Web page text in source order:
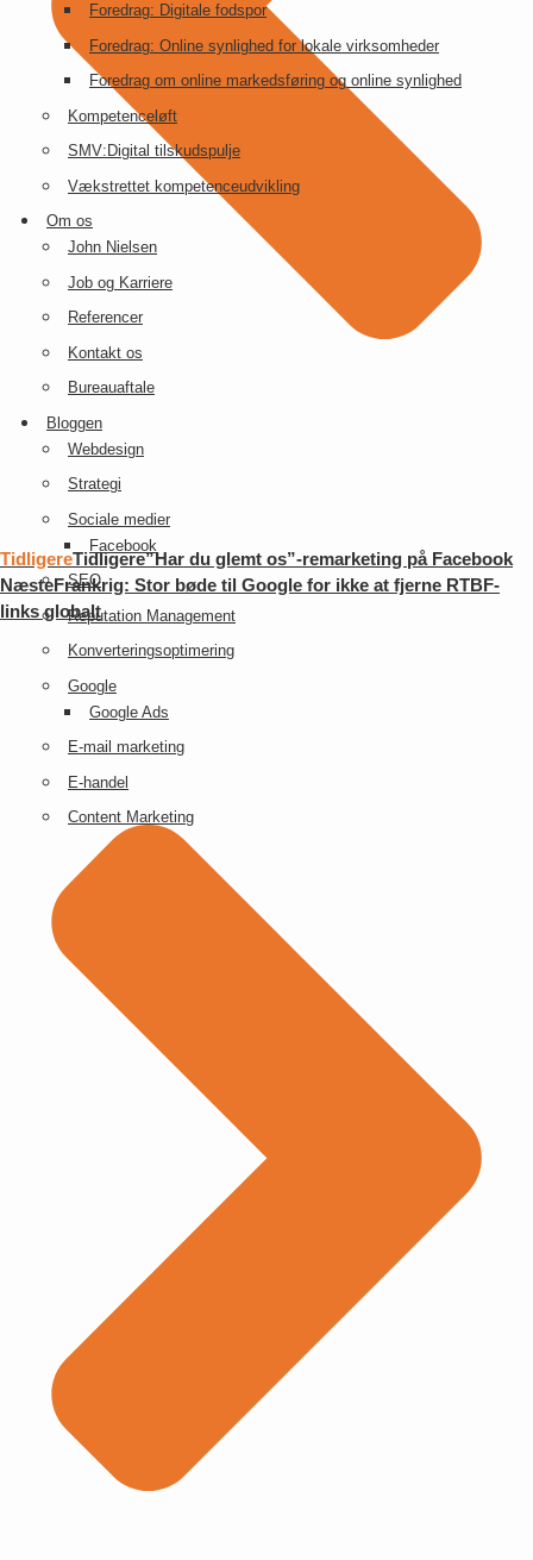
Foredrag: Digitale fodspor
Foredrag: Online synlighed for lokale virksomheder
Foredrag om online markedsføring og online synlighed
Kompetenceløft
SMV:Digital tilskudspulje
Vækstrettet kompetenceudvikling
Om os
John Nielsen
Job og Karriere
Referencer
Kontakt os
Bureauaftale
Bloggen
Webdesign
Strategi
Sociale medier
Facebook
SEO
Reputation Management
Konverteringsoptimering
Google
Google Ads
E-mail marketing
E-handel
Content Marketing
TidligereTidligere”Har du glemt os”-remarketing på Facebook
NæsteFrankrig: Stor bøde til Google for ikke at fjerne RTBF-
links globalt